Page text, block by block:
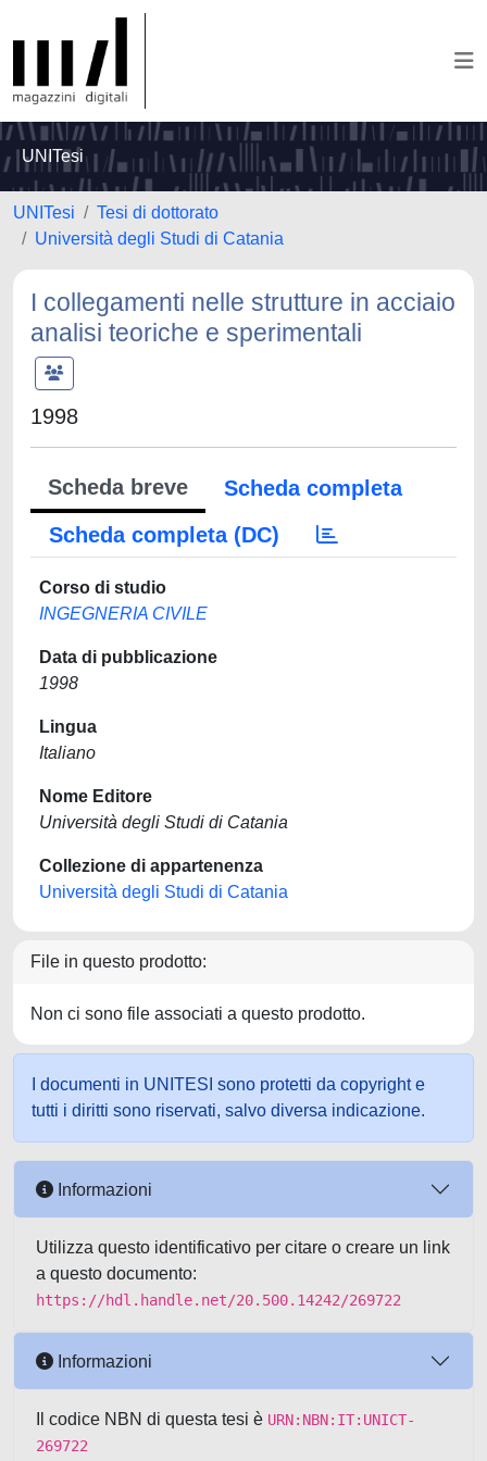
UNITesi
UNITesi
Tesi di dottorato
Università degli Studi di Catania
I collegamenti nelle strutture in acciaio
analisi teoriche e sperimentali
1998
Scheda breve
Scheda completa
Scheda completa (DC)
Corso di studio
INGEGNERIA CIVILE
Data di pubblicazione
1998
Lingua
Italiano
Nome Editore
Università degli Studi di Catania
Collezione di appartenenza
Università degli Studi di Catania
File in questo prodotto:
Non ci sono file associati a questo prodotto.
I documenti in UNITESI sono protetti da copyright e
tutti i diritti sono riservati, salvo diversa indicazione.
Informazioni
Utilizza questo identificativo per citare o creare un link
a questo documento:
https://hdl.handle.net/20.500.14242/269722
Informazioni
Il codice NBN di questa tesi è URN:NBN:IT:UNICT-
269722